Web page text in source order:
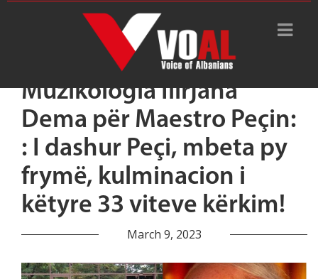
Muzikologia Ilirjana
Dema për Maestro Peçin:
: I dashur Peçi, mbeta py
frymë, kulminacion i
këtyre 33 viteve kërkim!
March 9, 2023